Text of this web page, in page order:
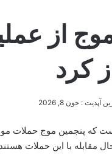
موج از
کرد
آپدیت : جون 8, 2026
که پنجمین موج
با این حملات